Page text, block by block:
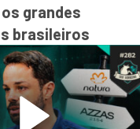
grandes
brasileiros